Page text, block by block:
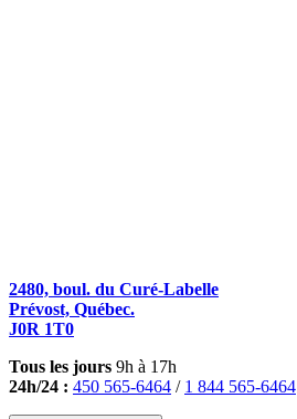
2480, boul. du Curé-Labelle
Prévost, Québec.
J0R 1T0
Tous les jours 9h à 17h
24h/24 : 450 565-6464 / 1 844 565-6464